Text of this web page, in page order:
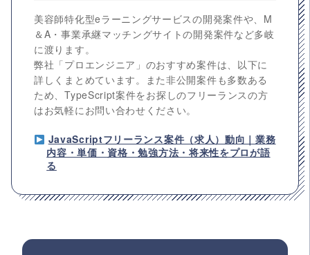
美容師特化型eラーニングサービスの開発案件や、M
＆A・事業承継マッチングサイトの開発案件など多岐
に渡ります。
弊社「プロエンジニア」のおすすめ案件は、以下に
詳しくまとめています。また非公開案件も多数ある
ため、TypeScript案件をお探しのフリーランスの方
はお気軽にお問い合わせください。
JavaScriptフリーランス案件（求人）動向｜業務
内容・単価・資格・勉強方法・将来性をプロが語
る